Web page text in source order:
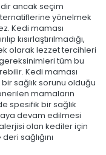
ancak seçim
yönelmek
Kedi maması
kısırlaştırılmadığı,
olarak lezzet tercihleri
tüm bu
Kedi maması
sağlık sorunu olduğu
mamaların
spesifik bir sağlık
devam edilmesi
olan kediler için
sağlığını